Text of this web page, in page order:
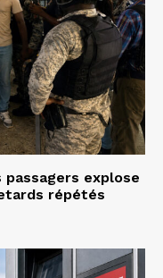
explose
répétés